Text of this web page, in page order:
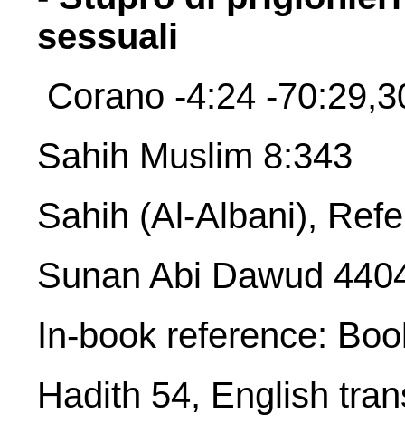
sessuali
Corano -4:24 -
Sahih Muslim 8:343
Sahih (Al-Albani),
Sunan Abi Dawud
In-book reference:
Hadith 54, English